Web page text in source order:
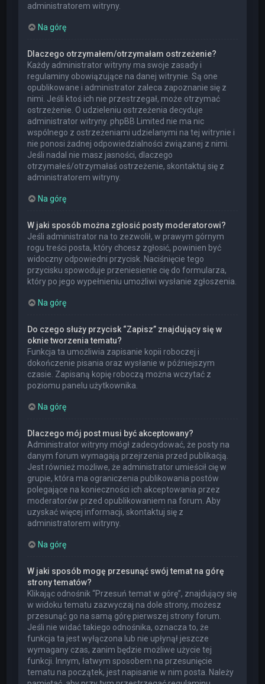
administratorem witryny.
Na górę
Dlaczego otrzymałem/otrzymałam ostrzeżenie?
Każdy administrator witryny ma swoje zasady i
regulaminy obowiązujące na danej witrynie. Są one
opublikowane i administrator zaleca zapoznanie się z
nimi. Jeśli ktoś ich nie przestrzegał, może otrzymać
ostrzeżenie. O udzieleniu ostrzeżenia decyduje
administrator witryny. phpBB Limited nie ma nic
wspólnego z ostrzeżeniami udzielanymi na tej witrynie i
nie ponosi żadnej odpowiedzialności związanej z nimi.
Jeśli nadal nie masz jasności, dlaczego
otrzymałeś/otrzymałaś ostrzeżenie, skontaktuj się z
administratorem witryny.
Na górę
W jaki sposób można zgłosić posty moderatorowi?
Jeśli administrator na to zezwolił, w prawym górnym
rogu treści posta, który chcesz zgłosić, powinien być
widoczny odpowiedni przycisk. Naciśnięcie tego
przycisku spowoduje przeniesienie cię do formularza,
który po jego wypełnieniu umożliwi wysłanie zgłoszenia.
Na górę
Do czego służy przycisk “Zapisz” znajdujący się w
oknie tworzenia tematu?
Funkcja ta umożliwia zapisanie kopii roboczej i
dokończenie pisania oraz wysłanie w późniejszym
czasie. Zapisaną kopię roboczą można wczytać z
poziomu panelu użytkownika.
Na górę
Dlaczego mój post musi być akceptowany?
Administrator witryny mógł zadecydować, że posty na
danym forum wymagają przejrzenia przed publikacją.
Jest również możliwe, że administrator umieścił cię w
grupie, która ma ograniczenia publikowania postów
polegające na konieczności ich akceptowania przez
moderatorów przed opublikowaniem na forum. Aby
uzyskać więcej informacji, skontaktuj się z
administratorem witryny.
Na górę
W jaki sposób mogę przesunąć swój temat na górę
strony tematów?
Klikając odnośnik “Przesuń temat w górę”, znajdujący się
w widoku tematu zazwyczaj na dole strony, możesz
przesunąć go na samą górę pierwszej strony forum.
Jeśli nie widać takiego odnośnika, oznacza to, że
funkcja ta jest wyłączona lub nie upłynął jeszcze
wymagany czas, zanim będzie możliwe użycie tej
funkcji. Innym, łatwym sposobem na przesunięcie
tematu na początek, jest napisanie w nim posta. Należy